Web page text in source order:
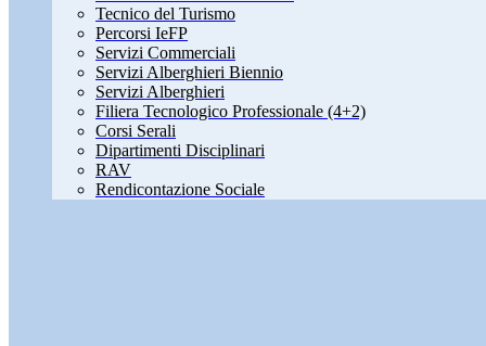
Tecnico del Turismo
Percorsi IeFP
Servizi Commerciali
Servizi Alberghieri Biennio
Servizi Alberghieri
Filiera Tecnologico Professionale (4+2)
Corsi Serali
Dipartimenti Disciplinari
RAV
Rendicontazione Sociale